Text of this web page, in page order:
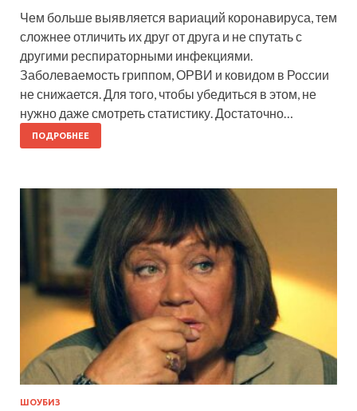
Чем больше выявляется вариаций коронавируса, тем
сложнее отличить их друг от друга и не спутать с
другими респираторными инфекциями.
Заболеваемость гриппом, ОРВИ и ковидом в России
не снижается. Для того, чтобы убедиться в этом, не
нужно даже смотреть статистику. Достаточно…
ПОДРОБНЕЕ
ШОУБИЗ